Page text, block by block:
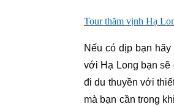
Tour thăm vịnh Hạ
Nếu có dịp bạn
với Hạ Long bạn sẽ
đi du thuyền với
mà bạn cần trong